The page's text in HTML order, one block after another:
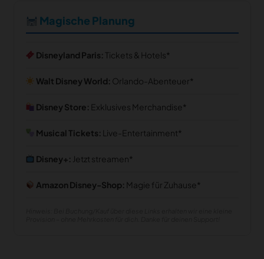
Magische Planung
Disneyland Paris: Tickets & Hotels
Walt Disney World: Orlando-Abenteuer
Disney Store: Exklusives Merchandise
Musical Tickets: Live-Entertainment
Disney+: Jetzt streamen
Amazon Disney-Shop: Magie für Zuhause